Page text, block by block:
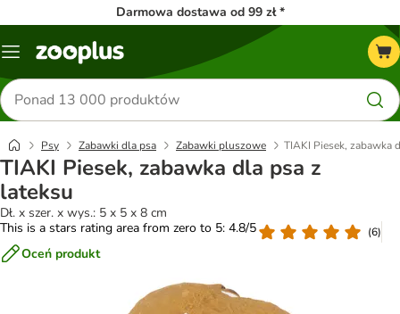
Darmowa dostawa od 99 zł *
Menu
Szukaj
produktów
Psy Zabawki dla psa Zabawki pluszowe TIAKI Piesek, zabawka
TIAKI Piesek, zabawka dla psa z
lateksu
Dł. x szer. x wys.: 5 x 5 x 8 cm
This is a stars rating area from zero to 5: 4.8/5
(6)
Oceń produkt